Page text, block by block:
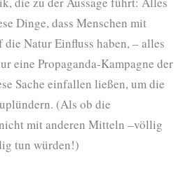
Dinge, dass Menschen mit
Natur Einfluss haben, – alles
eine Propaganda-Kampagne der
Sache einfallen ließen, um die
(Als ob die
mit anderen Mitteln –völlig
tun würden!)